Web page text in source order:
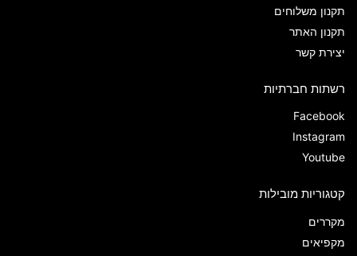
תקנון משלוחים
תקנון האתר
יצירת קשר
רשתות חברתיות
Facebook
Instagram
Youtube
קטגוריות מובילות
מקררים
מקפיאים